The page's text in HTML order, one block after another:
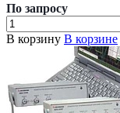
По запросу
В корзину В корзине